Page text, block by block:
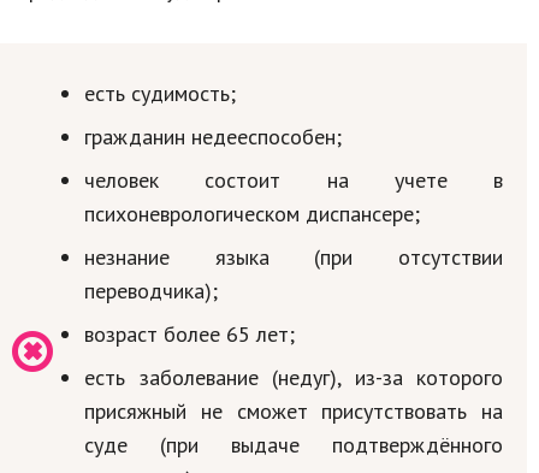
есть судимость;
гражданин недееспособен;
человек состоит на учете в
психоневрологическом диспансере;
незнание языка (при отсутствии
переводчика);
возраст более 65 лет;
есть заболевание (недуг), из-за которого
присяжный не сможет присутствовать на
суде (при выдаче подтверждённого